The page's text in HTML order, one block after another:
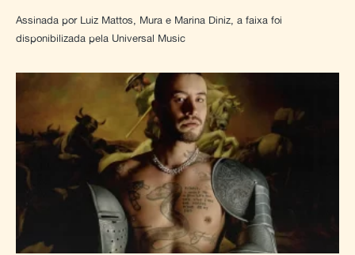
Assinada por Luiz Mattos, Mura e Marina Diniz, a faixa foi
disponibilizada pela Universal Music